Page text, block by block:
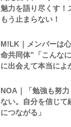
魅力を語り尽くす！
もう止まらない！
M!LK｜メンバーは
命共同体”「こんな
に出会えて本当によ
NOA｜「勉強も努
ない。自分を信じて
につながる」